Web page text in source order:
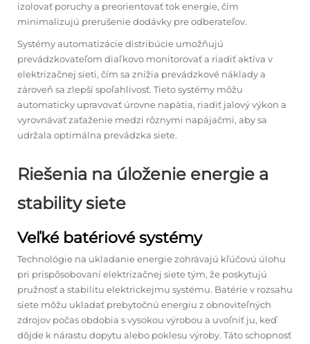
izolovať poruchy a preorientovať tok energie, čím
minimalizujú prerušenie dodávky pre odberateľov.
Systémy automatizácie distribúcie umožňujú
prevádzkovateľom diaľkovo monitorovať a riadiť aktíva v
elektrizačnej sieti, čím sa znížia prevádzkové náklady a
zároveň sa zlepší spoľahlivosť. Tieto systémy môžu
automaticky upravovať úrovne napätia, riadiť jalový výkon a
vyrovnávať zaťaženie medzi rôznymi napájačmi, aby sa
udržala optimálna prevádzka siete.
Riešenia na úloženie energie a
stability siete
Veľké batériové systémy
Technológie na ukladanie energie zohrávajú kľúčovú úlohu
pri prispôsobovaní elektrizačnej siete tým, že poskytujú
pružnosť a stabilitu elektrickejmu systému. Batérie v rozsahu
siete môžu ukladať prebytočnú energiu z obnoviteľných
zdrojov počas obdobia s vysokou výrobou a uvoľniť ju, keď
dôjde k nárastu dopytu alebo poklesu výroby. Táto schopnosť